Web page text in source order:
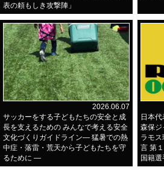
表の頼もしき攻撃陣」
2026.06.07
サッカーをする子どもたちの安全と成
長を支えるための みんなで考える安全
文化づくりガイドライン― 猛暑での熱
中症・落雷・荒天から子どもたちを守
るために ―
日本
森保
ラモ
言 第
国籍選